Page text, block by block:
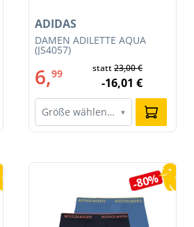
DAMEN ADILETTE AQUA
(JS4057)
ADIDAS
6,99 statt23,00 €
-16,01 €
Größe wählen… ▾
-80%